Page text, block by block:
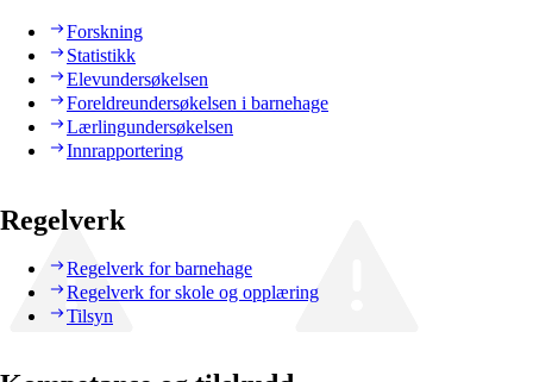
Forskning
Statistikk
Elevundersøkelsen
Foreldreundersøkelsen i barnehage
Lærlingundersøkelsen
Innrapportering
Regelverk
Regelverk for barnehage
Regelverk for skole og opplæring
Tilsyn